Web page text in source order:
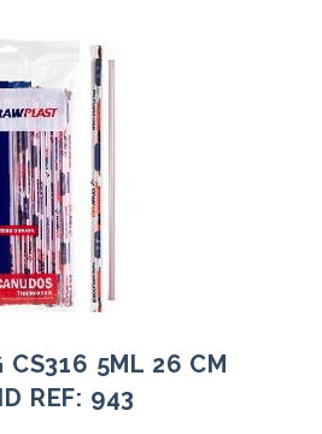
CS316 5ML 26 CM
REF: 943